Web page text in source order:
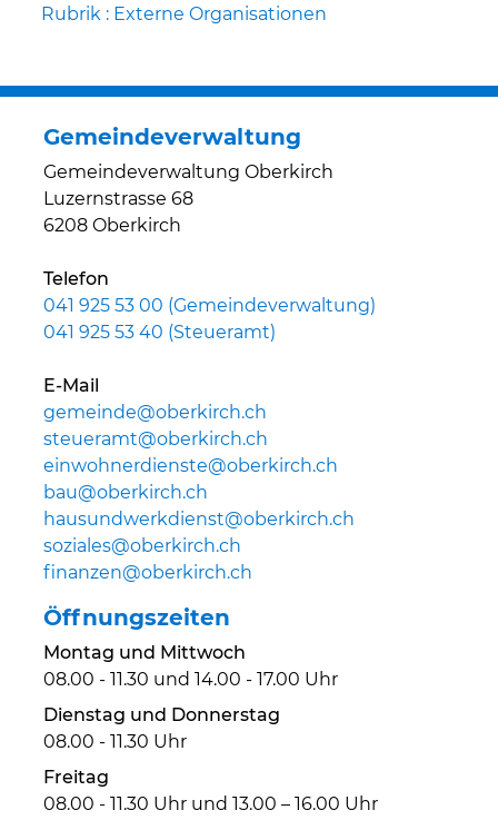
Rubrik : Externe Organisationen
Gemeindeverwaltung
Gemeindeverwaltung Oberkirch
Luzernstrasse 68
6208 Oberkirch
Telefon
041 925 53 00 (Gemeindeverwaltung)
041 925 53 40 (Steueramt)
E-Mail
gemeinde@oberkirch.ch
steueramt@oberkirch.ch
einwohnerdienste@oberkirch.ch
bau@oberkirch.ch
hausundwerkdienst@oberkirch.ch
soziales@oberkirch.ch
finanzen@oberkirch.ch
Öffnungszeiten
Montag und Mittwoch
08.00 - 11.30 und 14.00 - 17.00 Uhr
Dienstag und Donnerstag
08.00 - 11.30 Uhr
Freitag
08.00 - 11.30 Uhr und 13.00 – 16.00 Uhr